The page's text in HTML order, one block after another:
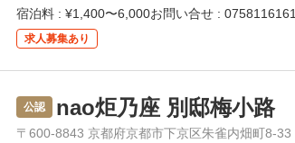
宿泊料 : ¥1,400〜6,000お問い合せ : 0758116161
求人募集あり
公認 nao炬乃座 別邸梅小路
〒600-8843 京都府京都市下京区朱雀内畑町8-33